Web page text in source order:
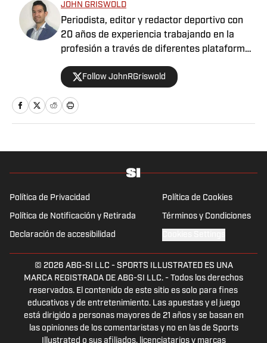
JOHN GRISWOLD
Periodista, editor y redactor deportivo con
20 años de experiencia trabajando en la
profesión a través de diferentes plataformas
eventos a nivel internacional en países como
Puerto Rico y España. Apasionado del fútbol,
tener la oportunidad de combinar la
opinando, con el deporte, es un auténtico
privilegio.
Follow JohnRGriswold
Política de Privacidad Política de Cookies
Política de Notificación y Retirada Términos y Condiciones
Declaración de accesibilidad
© 2026 ABG-SI LLC - SPORTS ILLUSTRATED ES UNA
MARCA REGISTRADA DE ABG-SI LLC. - Todos los derechos
reservados. El contenido de este sitio es solo para fines
educativos y de entretenimiento. Las apuestas y el juego
está dirigido a personas mayores de 21 años y se basan en
las opiniones de los comentaristas y no en las de Sports
Illustrated o sus afiliados, licenciatarios y marcas